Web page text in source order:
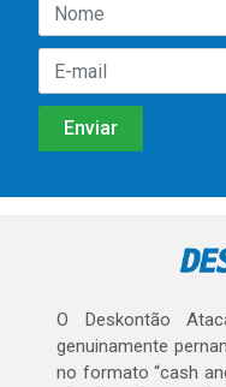
O Deskontão
genuinamente
no formato “cash